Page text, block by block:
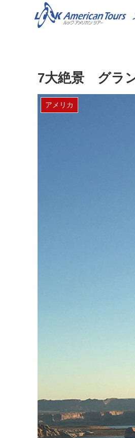
7大絶景 グラ
アメリカ